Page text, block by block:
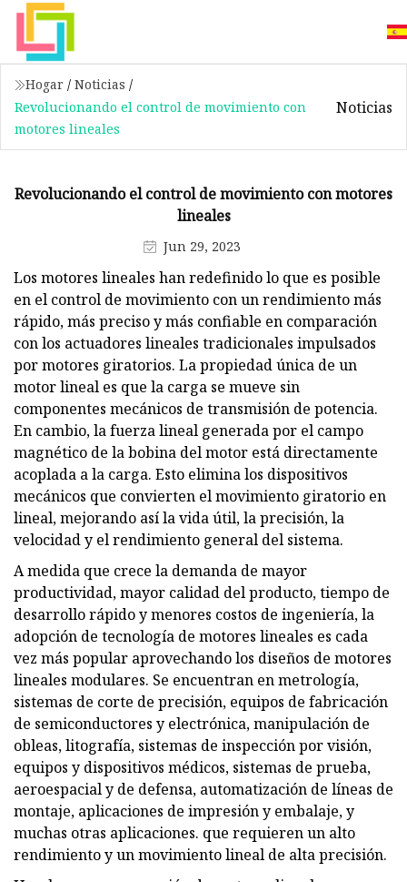
Hogar / Noticias /
Revolucionando el control de movimiento con
motores lineales
Noticias
Revolucionando el control de movimiento con motores
lineales
Jun 29, 2023
Los motores lineales han redefinido lo que es posible
en el control de movimiento con un rendimiento más
rápido, más preciso y más confiable en comparación
con los actuadores lineales tradicionales impulsados ​​
por motores giratorios. La propiedad única de un
motor lineal es que la carga se mueve sin
componentes mecánicos de transmisión de potencia.
En cambio, la fuerza lineal generada por el campo
magnético de la bobina del motor está directamente
acoplada a la carga. Esto elimina los dispositivos
mecánicos que convierten el movimiento giratorio en
lineal, mejorando así la vida útil, la precisión, la
velocidad y el rendimiento general del sistema.
A medida que crece la demanda de mayor
productividad, mayor calidad del producto, tiempo de
desarrollo rápido y menores costos de ingeniería, la
adopción de tecnología de motores lineales es cada
vez más popular aprovechando los diseños de motores
lineales modulares. Se encuentran en metrología,
sistemas de corte de precisión, equipos de fabricación
de semiconductores y electrónica, manipulación de
obleas, litografía, sistemas de inspección por visión,
equipos y dispositivos médicos, sistemas de prueba,
aeroespacial y de defensa, automatización de líneas de
montaje, aplicaciones de impresión y embalaje, y
muchas otras aplicaciones. que requieren un alto
rendimiento y un movimiento lineal de alta precisión.